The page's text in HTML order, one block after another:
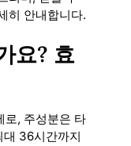
히 안내합니다.
요? 효
로, 주성분은 타
36시간까지